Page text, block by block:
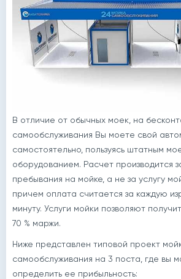
В отличие от обычных моек, на
самообслуживания Вы моете свой
самостоятельно, пользуясь штатным
оборудованием. Расчет производится
пребывания на мойке, а не за услугу
причем оплата считается за каждую
минуту. Услуги мойки позволяют
70 % маржи.
Ниже представлен типовой проект
самообслуживания на 3 поста, где вы
определить ее прибыльность: